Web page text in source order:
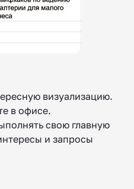
визуализацию.
в офисе.
свою главную
и запросы